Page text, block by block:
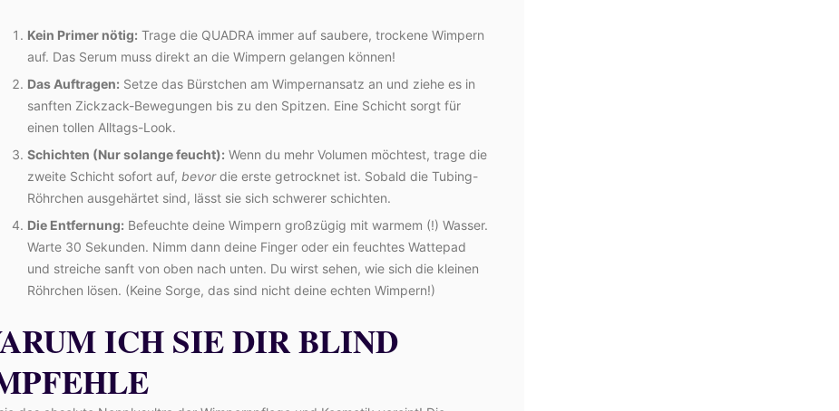
Kein Primer nötig: Trage die QUADRA immer auf saubere, trockene Wimpern
auf. Das Serum muss direkt an die Wimpern gelangen können!
Das Auftragen: Setze das Bürstchen am Wimpernansatz an und ziehe es in
sanften Zickzack-Bewegungen bis zu den Spitzen. Eine Schicht sorgt für
einen tollen Alltags-Look.
Schichten (Nur solange feucht): Wenn du mehr Volumen möchtest, trage die
zweite Schicht sofort auf, bevordie erste getrocknet ist. Sobald die Tubing-
Röhrchen ausgehärtet sind, lässt sie sich schwerer schichten.
Die Entfernung: Befeuchte deine Wimpern großzügig mit warmem (!) Wasser.
Warte 30 Sekunden. Nimm dann deine Finger oder ein feuchtes Wattepad
und streiche sanft von oben nach unten. Du wirst sehen, wie sich die kleinen
Röhrchen lösen. (Keine Sorge, das sind nicht deine echten Wimpern!)
ICH SIE DIR BLIND